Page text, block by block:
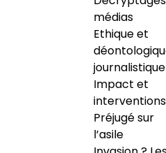
médias
Ethique et
journalistique
Impact et
interventions
Préjugé sur
l’asile